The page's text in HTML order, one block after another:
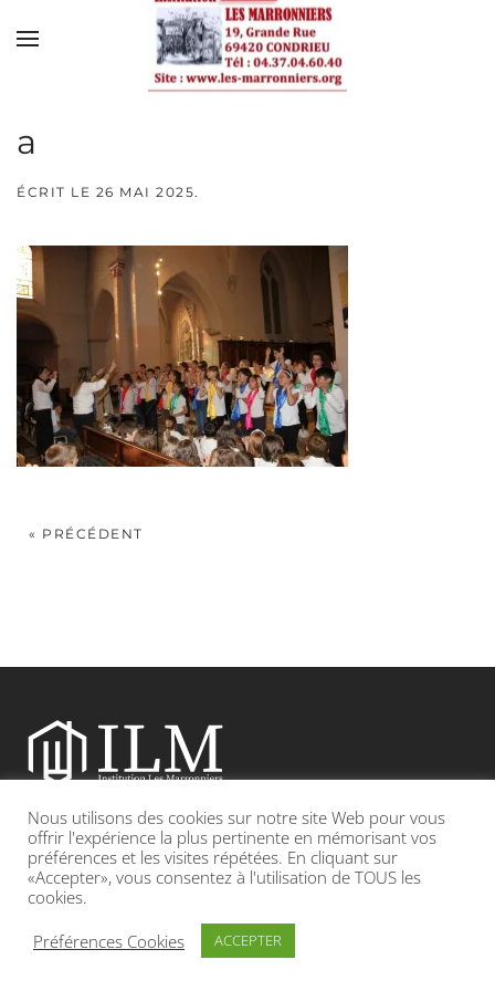
Skip to main content
a
ÉCRIT LE 26 MAI 2025.
« PRÉCÉDENT
Etablissement catholique sous contrat d’association avec l’Etat
Adresse : 19, Grande rue 69420 CONDRIEU
INFOS LÉGALES POLITIQUE DE CONFIDENTIALITÉ
Nous utilisons des cookies sur notre site Web pour vous
offrir l'expérience la plus pertinente en mémorisant vos
préférences et les visites répétées. En cliquant sur
«Accepter», vous consentez à l'utilisation de TOUS les
cookies.
Préférences Cookies
ACCEPTER